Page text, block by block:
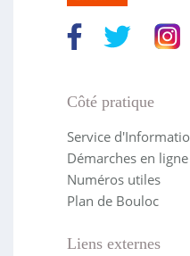
Côté pratique
Service
Démarches en ligne
Numéros utiles
Plan de Bouloc
Liens externes